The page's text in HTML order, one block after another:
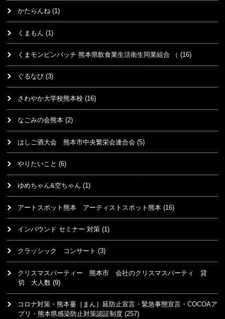
かたらんね (1)
くまもん (1)
くまモンピンバッチ 熊本県飲食業生活衛生同業組合 （ (16)
ぐるなび (3)
さわやか大学校熊本校 (16)
なごみの会熊本 (2)
はしご酒大会 熊本市中央繁栄会連合会 (5)
やりたいこと (6)
ゆめちゃん&空ちゃん (1)
アートスポット熊本 アーティストスポット熊本 (16)
インバウンド セミナー 対策 (1)
クラッシック コンサート (3)
クリスマスパーティー 熊本市 会社のクリスマスパーティ 貸
切 大人数 (9)
コロナ対策・熊本蔓［まん］延防止宣言・緊急事態宣言・COCOAア
プリ・熊本県感染防止対策認証制度 (257)